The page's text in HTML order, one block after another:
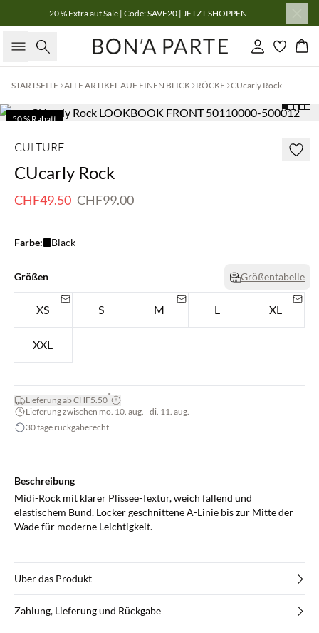
20 % Extra auf Sale | Code: SAVE20 | JETZT SHOPPEN
Suche Einloggen
STARTSEITE ALLE ARTIKEL AUF EINEN BLICK RÖCKE CUcarly Rock
50 % Rabatt
CULTURE
CUcarly Rock
CHF49.50 CHF99.00
Farbe: Black
Größen Größentabelle
XS S M L XL
XXL
Lieferung ab CHF5.50*
Lieferung zwischen mo. 10. aug. - di. 11. aug.
30 tage rückgaberecht
Beschreibung
Midi-Rock mit klarer Plissee-Textur, weich fallend und
elastischem Bund. Locker geschnittene A-Linie bis zur Mitte der
Wade für moderne Leichtigkeit.
Über das Produkt
Zahlung, Lieferung und Rückgabe